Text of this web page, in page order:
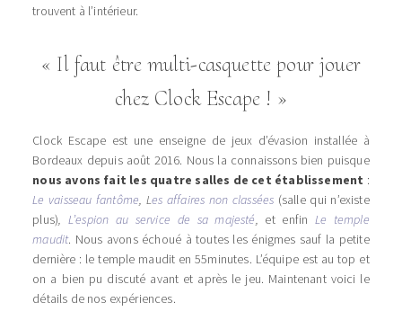
trouvent à l’intérieur.
« Il faut être multi-casquette pour jouer
chez Clock Escape ! »
Clock Escape est une enseigne de jeux d’évasion installée à
Bordeaux depuis août 2016. Nous la connaissons bien puisque
nous avons fait les quatre salles de cet établissement :
Le vaisseau fantôme, Les affaires non classées (salle qui n’existe
plus), L’espion au service de sa majesté, et enfin Le temple
maudit. Nous avons échoué à toutes les énigmes sauf la petite
dernière : le temple maudit en 55minutes. L’équipe est au top et
on a bien pu discuté avant et après le jeu. Maintenant voici le
détails de nos expériences.